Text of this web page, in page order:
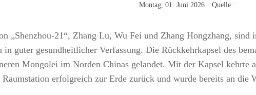
Montag, 01. Juni 2026 Quelle :
„Shenzhou-21“, Zhang Lu, Wu Fei und Zhang Hongzhang,
guter gesundheitlicher Verfassung. Die Rückkehrkapsel des
Mongolei im Norden Chinas gelandet. Mit der Kapsel kehrte
erfolgreich zur Erde zurück und wurde bereits an die